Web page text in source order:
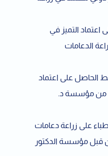
اعتماد التميز في
عراب زراعة الدعامات
الحاصل على اعتماد
من مؤسسة د.
على زراعة دعامات
قبل مؤسسة الدكتور